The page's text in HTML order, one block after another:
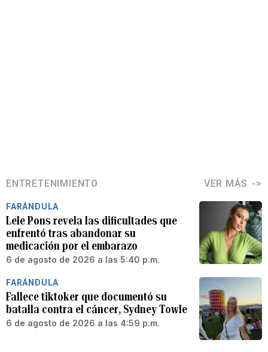
ENTRETENIMIENTO VER MÁS
FARÁNDULA
Lele Pons revela las dificultades que
enfrentó tras abandonar su
medicación por el embarazo
6 de agosto de 2026 a las 5:40 p.m.
FARÁNDULA
Fallece tiktoker que documentó su
batalla contra el cáncer, Sydney Towle
6 de agosto de 2026 a las 4:59 p.m.